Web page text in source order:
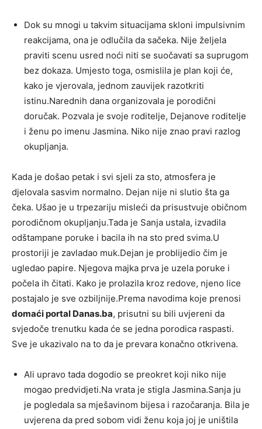
Dok su mnogi u takvim situacijama skloni impulsivnim
reakcijama, ona je odlučila da sačeka. Nije željela
praviti scenu usred noći niti se suočavati sa suprugom
bez dokaza. Umjesto toga, osmislila je plan koji će,
kako je vjerovala, jednom zauvijek razotkriti
istinu.Narednih dana organizovala je porodični
doručak. Pozvala je svoje roditelje, Dejanove roditelje
i ženu po imenu Jasmina. Niko nije znao pravi razlog
okupljanja.
Kada je došao petak i svi sjeli za sto, atmosfera je
djelovala sasvim normalno. Dejan nije ni slutio šta ga
čeka. Ušao je u trpezariju misleći da prisustvuje običnom
porodičnom okupljanju.Tada je Sanja ustala, izvadila
odštampane poruke i bacila ih na sto pred svima.U
prostoriji je zavladao muk.Dejan je problijedio čim je
ugledao papire. Njegova majka prva je uzela poruke i
počela ih čitati. Kako je prolazila kroz redove, njeno lice
postajalo je sve ozbiljnije.Prema navodima koje prenosi
domaći portal Danas.ba, prisutni su bili uvjereni da
svjedoče trenutku kada će se jedna porodica raspasti.
Sve je ukazivalo na to da je prevara konačno otkrivena.
Ali upravo tada dogodio se preokret koji niko nije
mogao predvidjeti.Na vrata je stigla Jasmina.Sanja ju
je pogledala sa mješavinom bijesa i razočaranja. Bila je
uvjerena da pred sobom vidi ženu koja joj je uništila